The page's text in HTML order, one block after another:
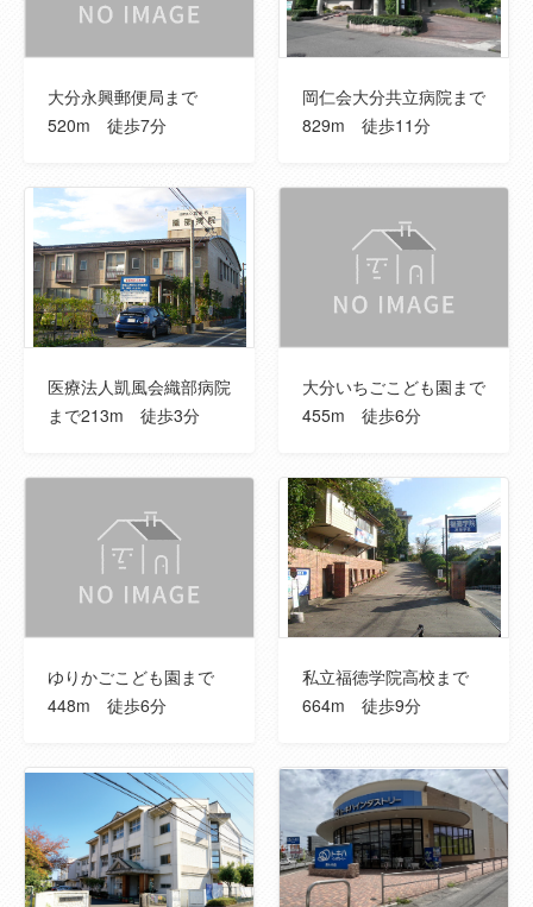
取引態様 売主
セットバック --
地勢 --
ランニングコ
スト
※備考欄のご確認もお願いします。
その他一時金
浄化槽放流負担金 55000円
南大分小学校
小学校までの
465m
中学校までの
620m
(道路の幅員)
西側幅員約4m の位置指定道路に接道(持分
1/5)
※道路後退6.01㎡あり
大分永興郵便局まで
520m 徒歩7分
岡仁会大分共立病院まで
829m 徒歩11分
医療法人凱風会織部病院
まで213m 徒歩3分
大分いちごこども園まで
455m 徒歩6分
ゆりかごこども園まで
448m 徒歩6分
私立福徳学院高校まで
664m 徒歩9分